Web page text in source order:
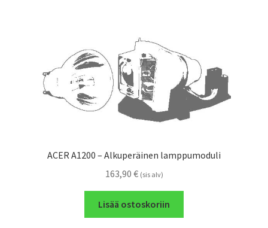
ACER A1200 – Alkuperäinen lamppumoduli
163,90 € (sis alv)
Lisää ostoskoriin